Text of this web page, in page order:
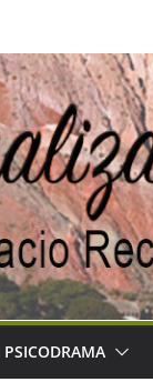
PSICODRAMA